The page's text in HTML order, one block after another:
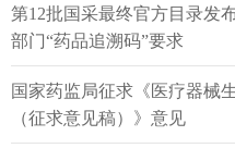
的，可由持有人或者受托
定性考察。
（十二）受托生产企
行的标准操作规程，明确
准、条件及法律法规要求
导原则规定，可能影响药
的重大变更情形。
持有人的留样和稳定性
托其他药品生产企业或者
构开展，原则上不得委托
第12批国采最终官方目录发
部门“药品追溯码”要求
国家药监局征求《医疗器械
（征求意见稿）》意见